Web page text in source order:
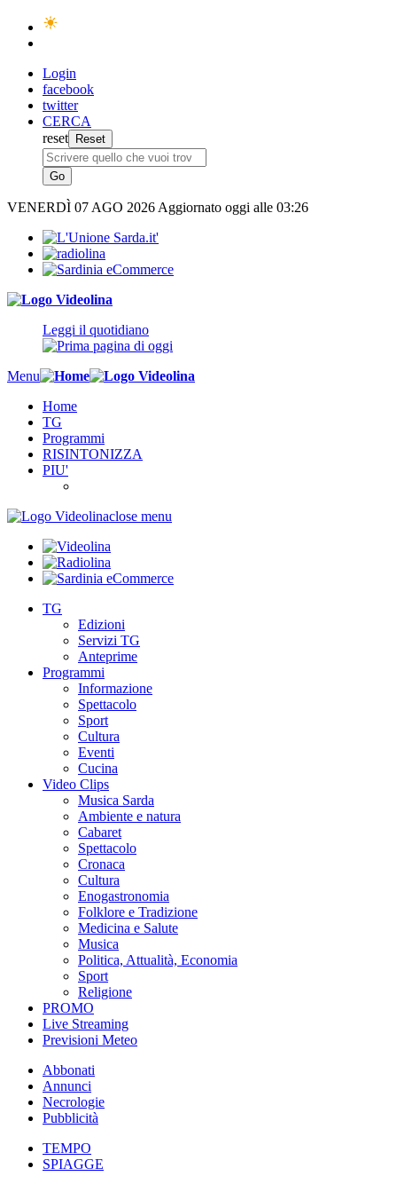
Login
facebook
twitter
CERCA
reset
VENERDÌ 07 AGO 2026 Aggiornato oggi alle 03:26
Leggi il quotidiano
Menu
Home
TG
Programmi
RISINTONIZZA
PIU'
close menu
TG
Edizioni
Servizi TG
Anteprime
Programmi
Informazione
Spettacolo
Sport
Cultura
Eventi
Cucina
Video Clips
Musica Sarda
Ambiente e natura
Cabaret
Spettacolo
Cronaca
Cultura
Enogastronomia
Folklore e Tradizione
Medicina e Salute
Musica
Politica, Attualità, Economia
Sport
Religione
PROMO
Live Streaming
Previsioni Meteo
Abbonati
Annunci
Necrologie
Pubblicità
TEMPO
SPIAGGE